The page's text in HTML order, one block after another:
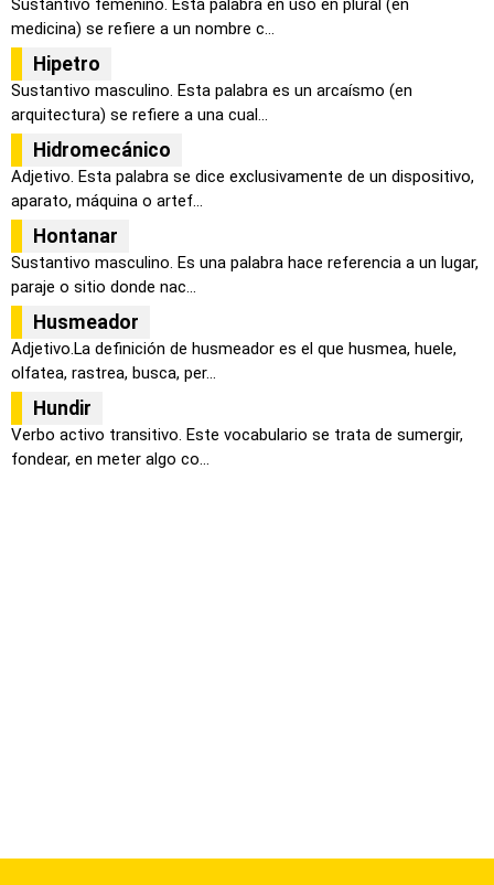
Sustantivo femenino. Esta palabra en uso en plural (en
medicina) se refiere a un nombre c...
Hipetro
Sustantivo masculino. Esta palabra es un arcaísmo (en
arquitectura) se refiere a una cual...
Hidromecánico
Adjetivo. Esta palabra se dice exclusivamente de un dispositivo,
aparato, máquina o artef...
Hontanar
Sustantivo masculino. Es una palabra hace referencia a un lugar,
paraje o sitio donde nac...
Husmeador
Adjetivo.La definición de husmeador es el que husmea, huele,
olfatea, rastrea, busca, per...
Hundir
Verbo activo transitivo. Este vocabulario se trata de sumergir,
fondear, en meter algo co...